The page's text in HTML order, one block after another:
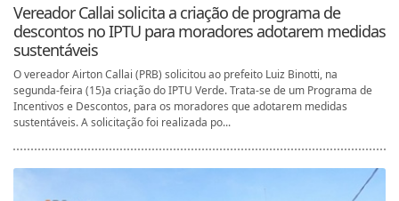
Vereador Callai solicita a criação de programa de
descontos no IPTU para moradores adotarem medidas
sustentáveis
O vereador Airton Callai (PRB) solicitou ao prefeito Luiz Binotti, na
segunda-feira (15)a criação do IPTU Verde. Trata-se de um Programa de
Incentivos e Descontos, para os moradores que adotarem medidas
sustentáveis. A solicitação foi realizada po...